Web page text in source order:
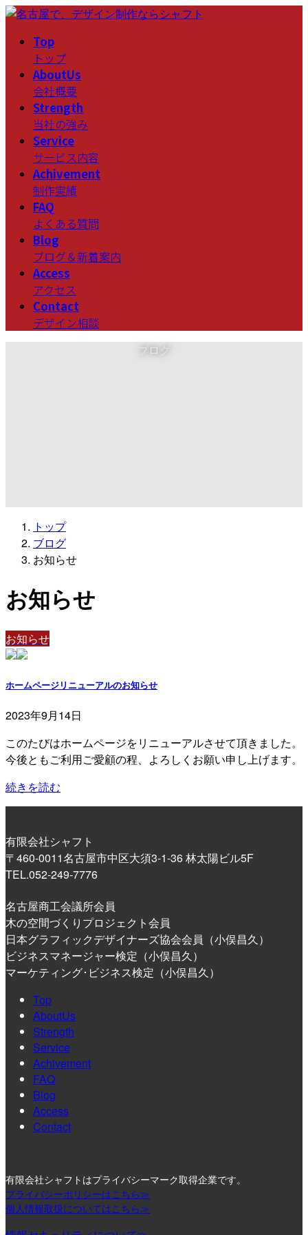
コ
ナ
Top
トップ
AboutUs
会社概要
Strength
当社の強み
Service
サービス内容
Achivement
制作実績
FAQ
よくある質問
Blog
ブログ＆新着案内
Access
アクセス
Contact
デザイン相談
ブログ
トップ
ブログ
お知らせ
お知らせ
お知らせ
ホームページリニューアルのお知らせ
2023年9月14日
このたびはホームページをリニューアルさせて頂きました。
今後ともご利用ご愛顧の程、よろしくお願い申し上げます。
続きを読む
有限会社シャフト
〒460-0011名古屋市中区大須3-1-36 林太陽ビル5F
TEL.052-249-7776
名古屋商工会議所会員
木の空間づくりプロジェクト会員
日本グラフィックデザイナーズ協会会員（小俣昌久）
ビジネスマネージャー検定（小俣昌久）
マーケティング･ビジネス検定（小俣昌久）
Top
AboutUs
Strength
Service
Achivement
FAQ
Blog
Access
Contact
有限会社シャフトはプライバシーマーク取得企業です。
プライバシーポリシーはこちら≫
個人情報取扱についてはこちら≫